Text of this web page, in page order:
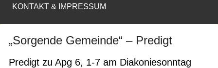
KONTAKT & IMPRESSUM
„Sorgende Gemeinde“ – Predigt
Predigt zu Apg 6, 1-7 am Diakoniesonntag